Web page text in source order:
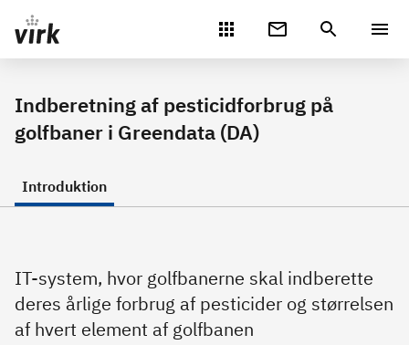
Gå direkte til indhold
Indberetning af pesticidforbrug på
golfbaner i Greendata (DA)
Introduktion
IT-system, hvor golfbanerne skal indberette
deres årlige forbrug af pesticider og størrelsen
af hvert element af golfbanen